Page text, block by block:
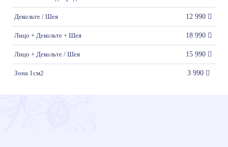
Декольте / Шея 12 990
Лицо + Декольте + Шея 18 990
Лицо + Декольте / Шея 15 990
Зона 1см2 3 990